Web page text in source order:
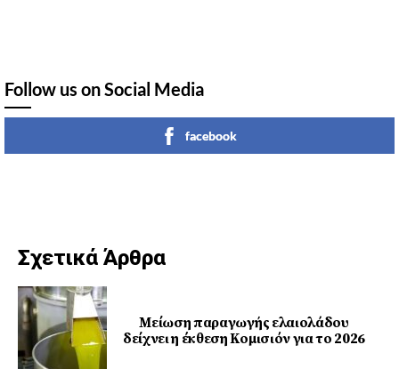
Follow us on Social Media
facebook
Σχετικά Άρθρα
Μείωση παραγωγής ελαιολάδου
δείχνει η έκθεση Κομισιόν για το 2026